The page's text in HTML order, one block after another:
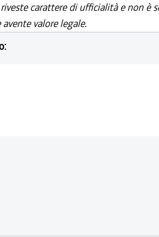
carattere di ufficialità e non è
valore legale.